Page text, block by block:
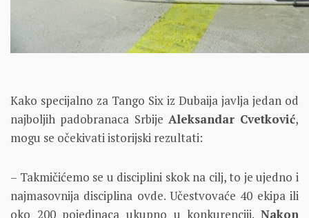
Kako specijalno za Tango Six iz Dubaija javlja jedan od
najboljih padobranaca Srbije Aleksandar Cvetković,
mogu se očekivati istorijski rezultati:
– Takmičićemo se u disciplini skok na cilj, to je ujedno i
najmasovnija disciplina ovde. Učestvovaće 40 ekipa ili
oko 200 pojedinaca ukupno u konkurenciji. Nakon